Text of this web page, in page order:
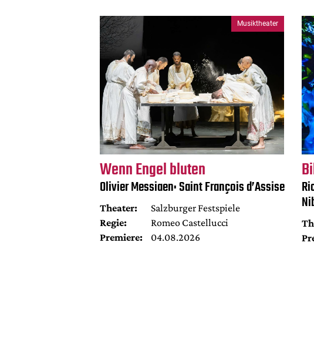
Musiktheater
Wenn Engel bluten
Olivier Messiaen: Saint François d’Assise
Theater:
Salzburger Festspiele
Regie:
Romeo Castellucci
Premiere:
04.08.2026